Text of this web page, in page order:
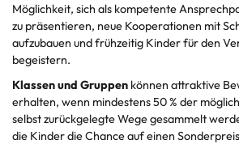
Möglichkeit, sich als kompetente
zu präsentieren, neue Kooperationen mit
aufzubauen und frühzeitig Kinder für den
begeistern.
Klassen und Gruppen können attraktive
erhalten, wenn mindestens 50 % der
selbst zurückgelegte Wege gesammelt
die Kinder die Chance auf einen